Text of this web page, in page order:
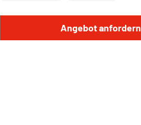
Angebot anfordern